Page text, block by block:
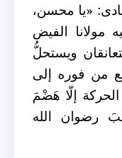
«يا محسن،
مولانا الفيض
ويستحلُّ
من فوره إلى
إلّا هَضْمَ
رضوان الله